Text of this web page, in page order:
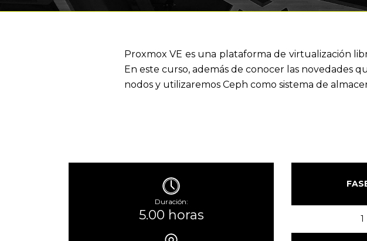
Proxmox VE es una plataforma de virtualización
En este curso, además de conocer las novedades
nodos y utilizaremos Ceph como sistema de
Duración:
5.00 horas 1